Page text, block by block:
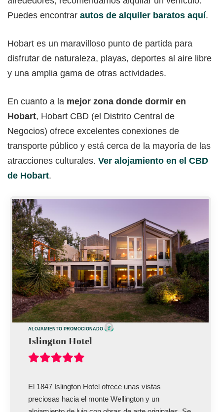
Puedes encontrar autos de alquiler baratos aquí.
Hobart es un maravilloso punto de partida para
disfrutar de naturaleza, playas, deportes al aire libre
y una amplia gama de otras actividades.
En cuanto a la mejor zona donde dormir en
Hobart, Hobart CBD (el Distrito Central de
Negocios) ofrece excelentes conexiones de
transporte público y está cerca de la mayoría de las
atracciones culturales. Ver alojamiento en el CBD
de Hobart.
ALOJAMIENTO PROMOCIONADO
Islington Hotel
El 1847 Islington Hotel ofrece unas vistas
preciosas hacia el monte Wellington y un